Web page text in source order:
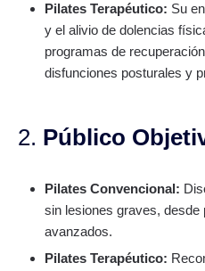
Pilates Terapéutico: Su
y el alivio de dolencias
programas de
disfunciones posturales y
2. Público
Pilates Convencional:
sin lesiones graves, desde
avanzados.
Pilates Terapéutico: